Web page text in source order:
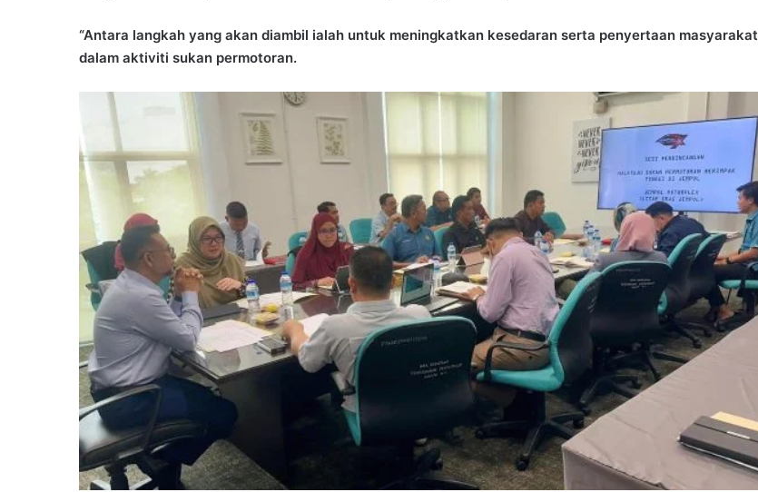
“Antara langkah yang akan diambil ialah untuk meningkatkan kesedaran serta penyertaan masyarakat
dalam aktiviti sukan permotoran.